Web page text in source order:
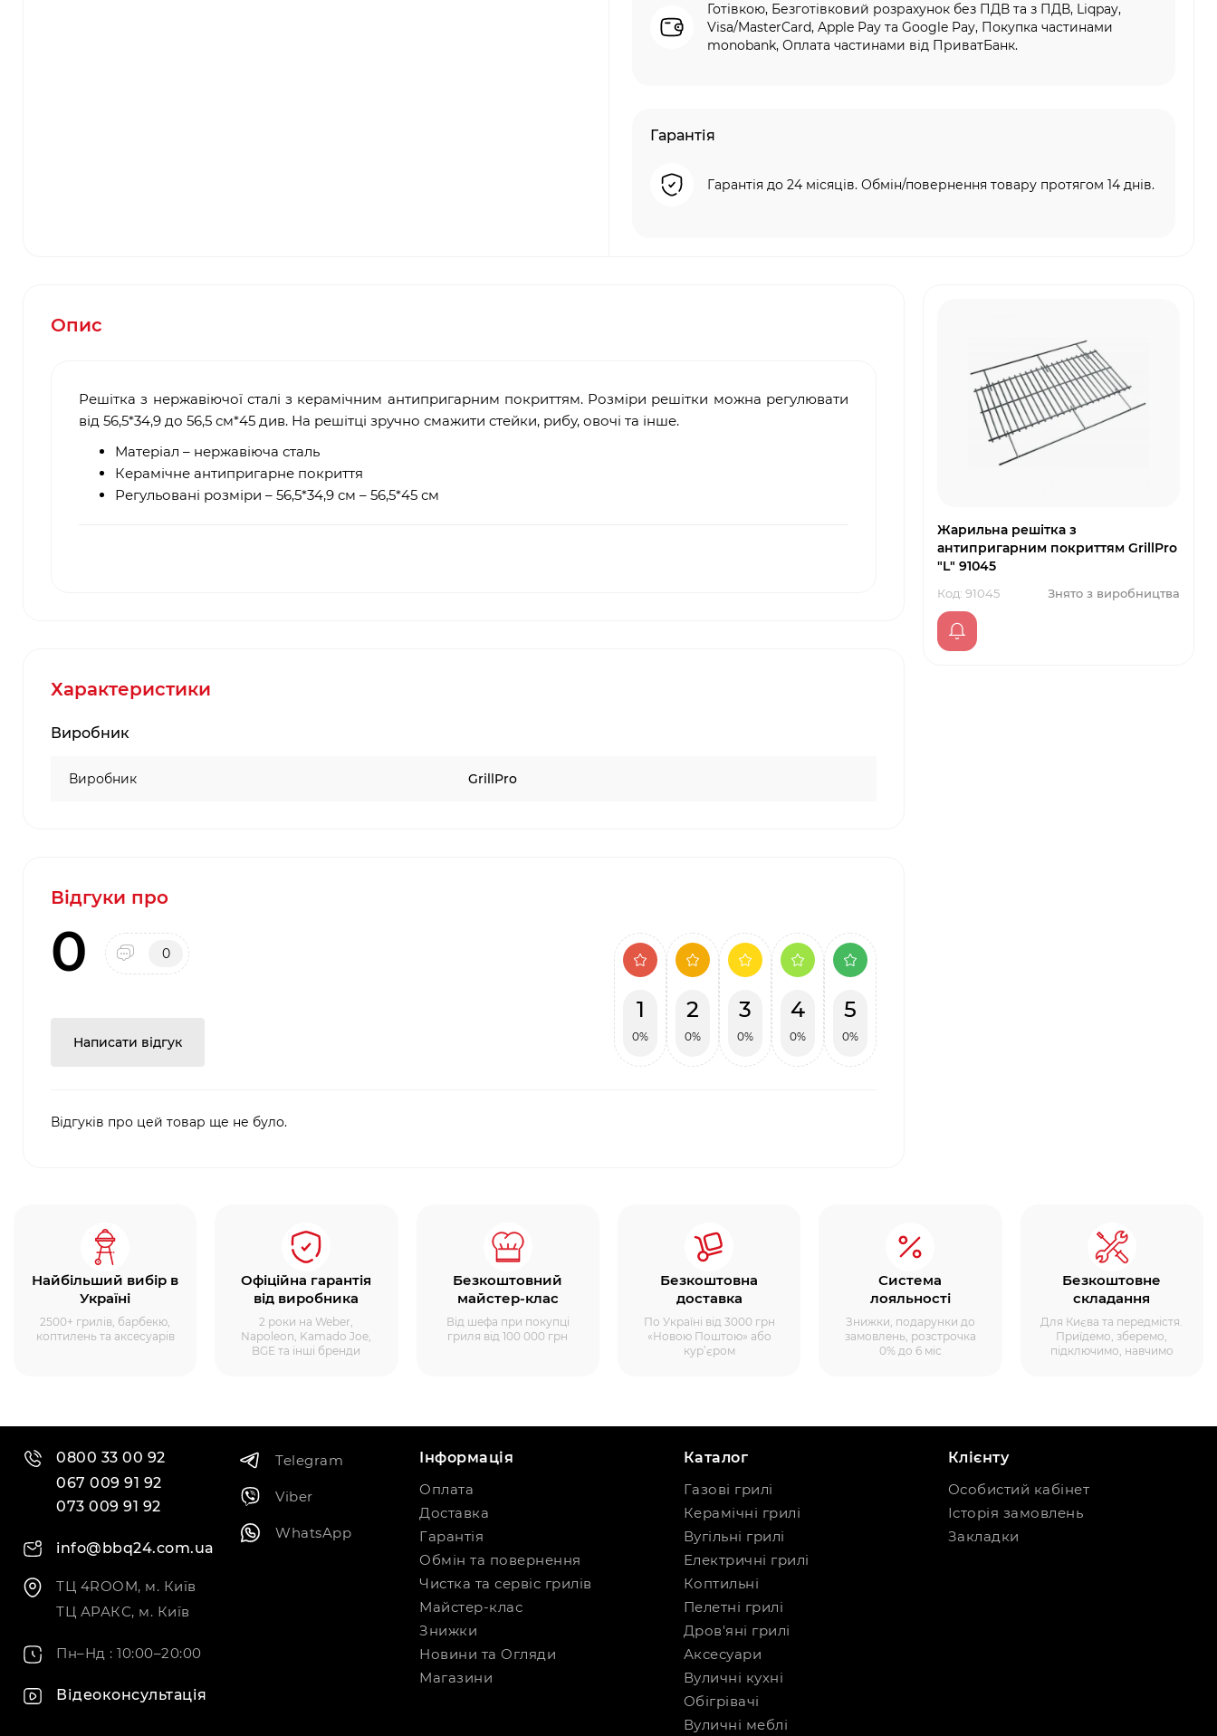
Готівкою, Безготівковий розрахунок без ПДВ та з ПДВ, Liqpay,
Visa/MasterCard, Apple Pay та Google Pay, Покупка частинами
monobank, Оплата частинами від ПриватБанк.
Гарантія
Гарантія до 24 місяців. Обмін/повернення товару протягом 14 днів.
Опис
Решітка з нержавіючої сталі з керамічним антипригарним покриттям. Розміри решітки можна регулювати
від 56,5*34,9 до 56,5 см*45 див. На решітці зручно смажити стейки, рибу, овочі та інше.
Матеріал – нержавіюча сталь
Керамічне антипригарне покриття
Регульовані розміри – 56,5*34,9 см – 56,5*45 см
Характеристики
Виробник
Виробник GrillPro
Відгуки про
0 0
Написати відгук
1
0%
2
0%
3
0%
4
0%
5
0%
Відгуків про цей товар ще не було.
Жарильна решітка з
антипригарним покриттям GrillPro
"L" 91045
Код: 91045 Знято з виробництва
Найбільший вибір в
Україні
2500+ грилів, барбекю,
коптилень та аксесуарів
Офіційна гарантія
від виробника
2 роки на Weber,
Napoleon, Kamado Joe,
BGE та інші бренди
Безкоштовний
майстер-клас
Від шефа при покупці
гриля від 100 000 грн
Безкоштовна
доставка
По Україні від 3000 грн
«Новою Поштою» або
кур’єром
Система
лояльності
Знижки, подарунки до
замовлень, розстрочка
0% до 6 міс
Безкоштовне
складання
Для Києва та передмістя.
Приїдемо, зберемо,
підключимо, навчимо
0800 33 00 92
067 009 91 92
073 009 91 92
info@bbq24.com.ua
ТЦ 4ROOM, м. Київ
ТЦ АРАКС, м. Київ
Пн–Нд : 10:00–20:00
Відеоконсультація
Telegram
Viber
WhatsApp
Інформація
Оплата
Доставка
Гарантія
Обмін та повернення
Чистка та сервіс грилів
Майстер-клас
Знижки
Новини та Огляди
Магазини
Каталог
Газові грилі
Керамічні грилі
Вугільні грилі
Електричні грилі
Коптильні
Пелетні грилі
Дров'яні грилі
Аксесуари
Вуличні кухні
Обігрівачі
Вуличні меблі
Клієнту
Особистий кабінет
Історія замовлень
Закладки